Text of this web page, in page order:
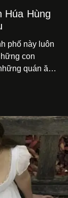
Húa Hùng
phố này luôn
con
quán ăn
điều